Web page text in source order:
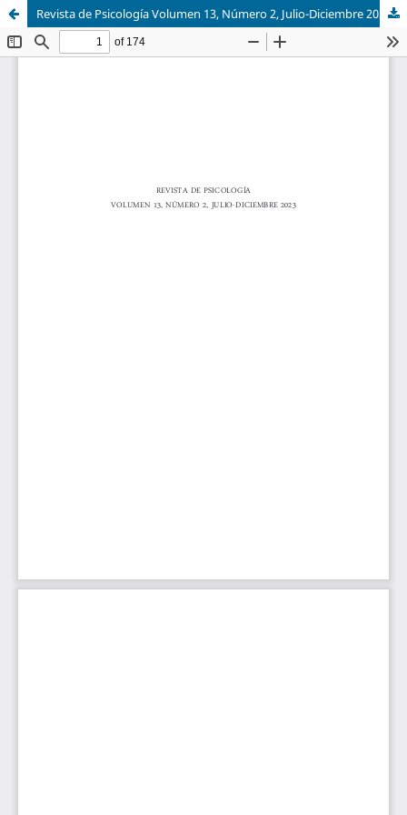
Revista de Psicología Volumen 13, Número 2, Julio-Diciembre 2023